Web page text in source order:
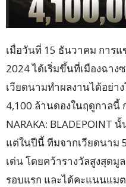
เมื่อวันที่ 15 ธันวาคม การ
2024 ได้เริ่มขึ้นที่เมืองฉาง
เวียดนามทำผลงานได้อย่า
4,100 ล้านดองในฤดูกาล
NARAKA: BLADEPOINT
แต่ในปีนี้ ทีมจากเวียดนาม
เด่น โดยคว้ารางวัลสูงสุดมู
รอบแรก และได้คะแนนแม